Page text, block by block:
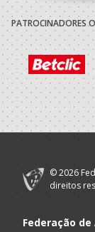
PATROCINADORES
© 2026
direitos
Federação